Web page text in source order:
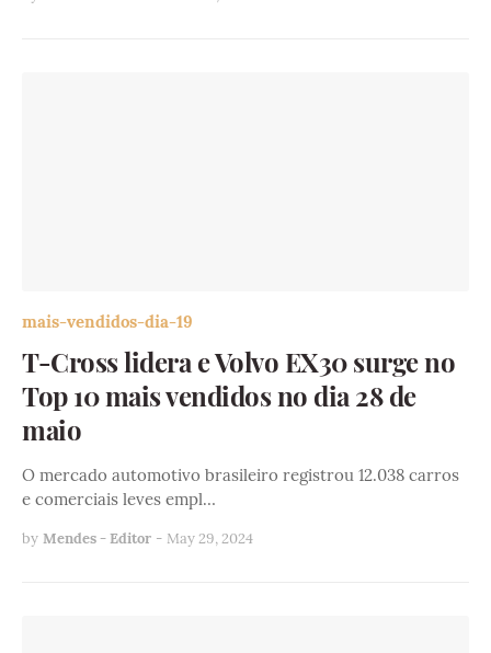
mais-vendidos-dia-19
T-Cross lidera e Volvo EX30 surge no
Top 10 mais vendidos no dia 28 de
maio
O mercado automotivo brasileiro registrou 12.038 carros
e comerciais leves empl…
by Mendes - Editor - May 29, 2024